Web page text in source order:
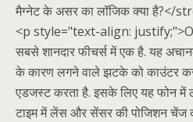
मैग्नेट के असर का लॉजिक क्या है?</
<p style="text-align:
सबसे शानदार फीचर्स में एक है. यह
के कारण लगने वाले झटके को काउंटर
एडजस्ट करता है. इसके लिए यह फोन में
टाइम में लेंस और सेंसर की पोजिशन चेंज